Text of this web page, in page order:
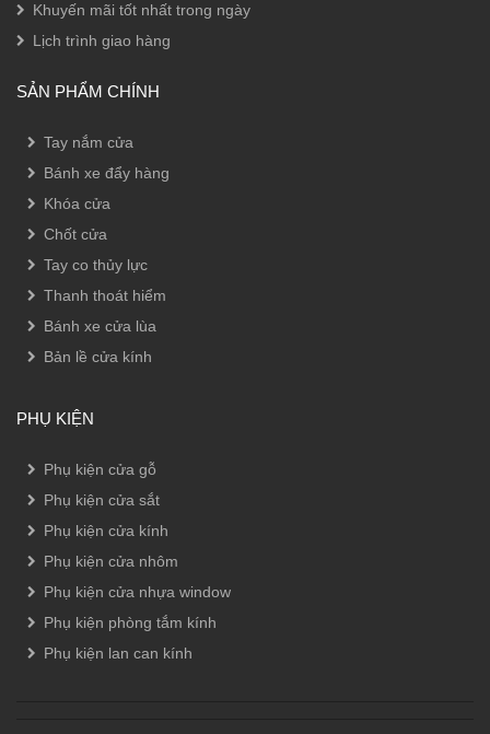
Khuyến mãi tốt nhất trong ngày
Lịch trình giao hàng
SẢN PHẨM CHÍNH
Tay nắm cửa
Bánh xe đẩy hàng
Khóa cửa
Chốt cửa
Tay co thủy lực
Thanh thoát hiểm
Bánh xe cửa lùa
Bản lề cửa kính
PHỤ KIỆN
Phụ kiện cửa gỗ
Phụ kiện cửa sắt
Phụ kiện cửa kính
Phụ kiện cửa nhôm
Phụ kiện cửa nhựa window
Phụ kiện phòng tắm kính
Phụ kiện lan can kính